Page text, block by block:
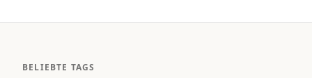
BELIEBTE TAGS